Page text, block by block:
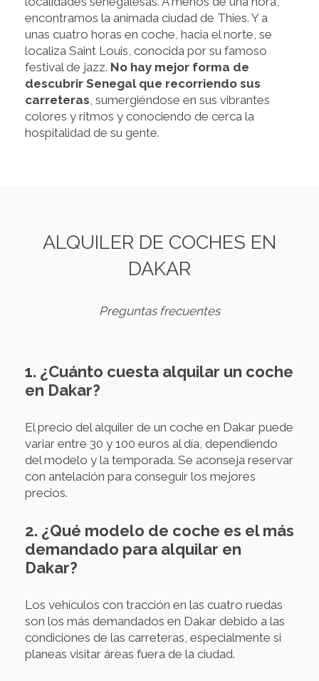
encontramos la animada ciudad de Thies. Y a
unas cuatro horas en coche, hacia el norte, se
localiza Saint Louis, conocida por su famoso
festival de jazz. No hay mejor forma de
descubrir Senegal que recorriendo sus
carreteras , sumergiéndose en sus vibrantes
colores y ritmos y conociendo de cerca la
hospitalidad de su gente.
ALQUILER DE COCHES EN
DAKAR
Preguntas frecuentes
1. ¿Cuánto cuesta alquilar un coche
en Dakar?
El precio del alquiler de un coche en Dakar puede
variar entre 30 y 100 euros al día, dependiendo
del modelo y la temporada. Se aconseja reservar
con antelación para conseguir los mejores
precios.
2. ¿Qué modelo de coche es el más
demandado para alquilar en
Dakar?
Los vehículos con tracción en las cuatro ruedas
son los más demandados en Dakar debido a las
condiciones de las carreteras, especialmente si
planeas visitar áreas fuera de la ciudad.